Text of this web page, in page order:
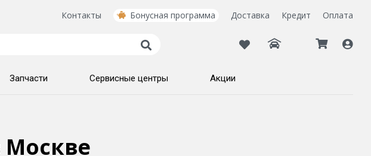
Контакты Бонусная программа Доставка Кредит Оплата
Запчасти Сервисные центры Акции
Москве